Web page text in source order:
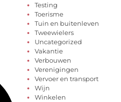
Testing
Toerisme
Tuin en buitenleven
Tweewielers
Uncategorized
Vakantie
Verbouwen
Verenigingen
Vervoer en transport
Wijn
Winkelen